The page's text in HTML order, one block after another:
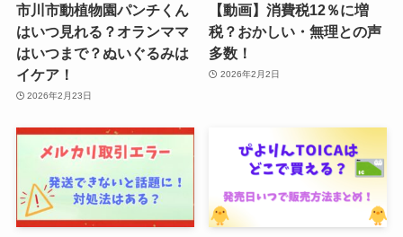
市川市動植物園パンチくん
はいつ見れる？オランママ
はいつまで？ぬいぐるみは
イケア！
2026年2月23日
【動画】消費税12％に増
税？おかしい・無理との声
多数！
2026年2月2日